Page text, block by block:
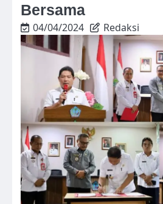
Bersama
04/04/2024 Redaksi